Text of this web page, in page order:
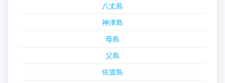
八丈島
神津島
母島
父島
佐渡島